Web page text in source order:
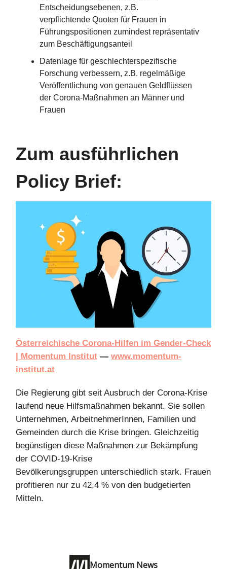
Entscheidungsebenen, z.B.
verpflichtende Quoten für Frauen in
Führungspositionen zumindest repräsentativ
zum Beschäftigungsanteil
Datenlage für geschlechterspezifische
Forschung verbessern, z.B. regelmäßige
Veröffentlichung von genauen Geldflüssen
der Corona-Maßnahmen an Männer und
Frauen
Zum ausführlichen
Policy Brief:
Österreichische Corona-Hilfen im Gender-Check
| Momentum Institut — www.momentum-
institut.at
Die Regierung gibt seit Ausbruch der Corona-Krise
laufend neue Hilfsmaßnahmen bekannt. Sie sollen
Unternehmen, ArbeitnehmerInnen, Familien und
Gemeinden durch die Krise bringen. Gleichzeitig
begünstigen diese Maßnahmen zur Bekämpfung
der COVID-19-Krise
Bevölkerungsgruppen unterschiedlich stark. Frauen
profitieren nur zu 42,4 % von den budgetierten
Mitteln.
Momentum News